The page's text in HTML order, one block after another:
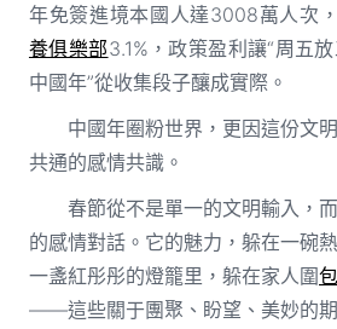
年免簽進境本國人達3008萬人次
養俱樂部3.1%，政策盈利讓“周五
中國年”從收集段子釀成實際。
中國年圈粉世界，更因這份文
共通的感情共識。
春節從不是單一的文明輸入，
的感情對話。它的魅力，躲在一碗
一盞紅彤彤的燈籠里，躲在家人圍
——這些關于團聚、盼望、美妙的